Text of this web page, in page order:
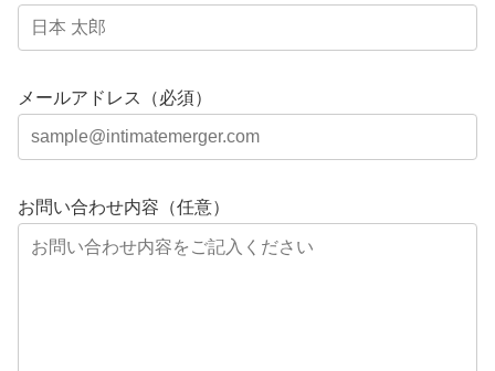
メールアドレス（必須）
お問い合わせ内容（任意）